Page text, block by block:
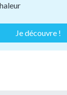
Je découvre !